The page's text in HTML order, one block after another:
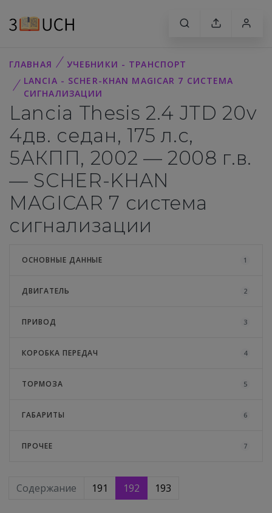
ГЛАВНАЯ
УЧЕБНИКИ - ТРАНСПОРТ
LANCIA - SCHER-KHAN MAGICAR 7 СИСТЕМА
СИГНАЛИЗАЦИИ
Lancia Thesis 2.4 JTD 20v
4дв. седан, 175 л.с,
5АКПП, 2002 — 2008 г.в.
— SCHER-KHAN
MAGICAR 7 система
сигнализации
ОСНОВНЫЕ ДАННЫЕ 1
ДВИГАТЕЛЬ 2
ПРИВОД 3
КОРОБКА ПЕРЕДАЧ 4
ТОРМОЗА 5
ГАБАРИТЫ 6
ПРОЧЕЕ 7
Содержание 191 192 193